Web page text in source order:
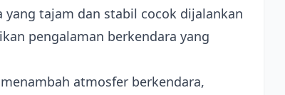
tajam dan stabil cocok dijalankan
pengalaman berkendara yang
atmosfer berkendara,